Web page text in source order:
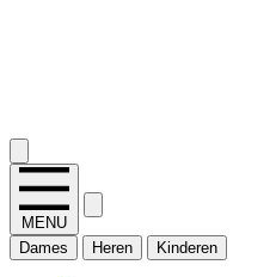
MENU
Dames
Heren Kinderen